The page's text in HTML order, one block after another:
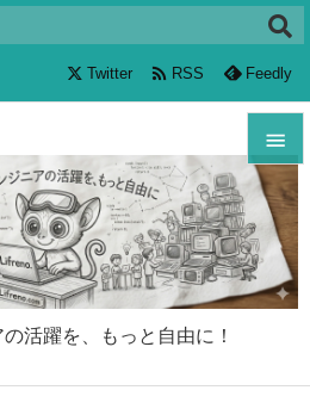
活躍を、もっと自由に！


メニュ

サイド

Twitter  RSS Feedly